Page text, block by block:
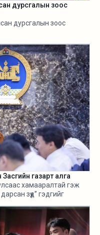
дурсгалын зоос
дурсгалын зоос
газарт алга
улсаас хамааралтай гэж
зүүд” гэдгийг
хүндрэлийг
авах ухаан Н.Учралын